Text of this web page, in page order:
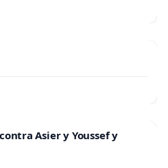
Asier y Youssef y